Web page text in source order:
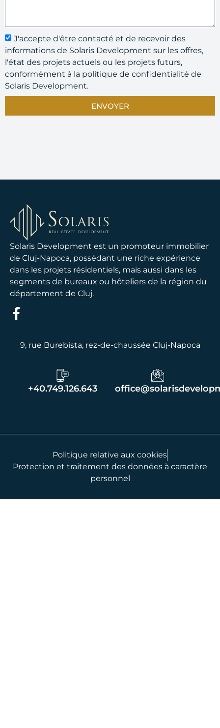
J'accepte d'être contacté et de recevoir des
informations de Solaris Development sur les offres,
l'état des projets actuels ou les projets futurs,
conformément à la politique de confidentialité de
Solaris Development.
ENVOYER
Solaris Development est un promoteur immobilier
de Cluj-Napoca, possédant une riche expérience
dans les projets résidentiels, mais aussi dans les
segments de bureaux ou hôteliers de la région du
département de Cluj.
9, rue Burebista, rez-de-chaussée Cluj-Napoca
+40.749.126.643
Politique relative aux cookies
Protection et traitement des données à caractère
personnel